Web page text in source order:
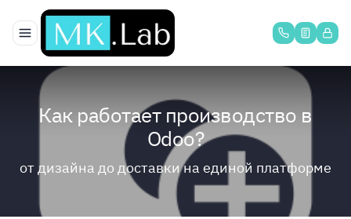
Перейти к содержимому
Как работает производство в
Odoo?
от дизайна до доставки на единой платформе